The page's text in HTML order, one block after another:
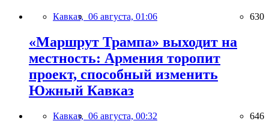
Кавказ, 06 августа, 01:06 630
«Маршрут Трампа» выходит на
местность: Армения торопит
проект, способный изменить
Южный Кавказ
Кавказ, 06 августа, 00:32 646